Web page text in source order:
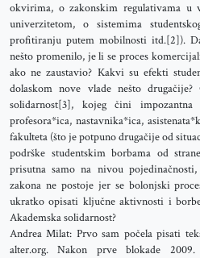
okvirima, o zakonskim regulativama u
univerzitetom, o sistemima
profitiranju putem mobilnosti itd.[2]).
nešto promenilo, je li se proces
ako ne zaustavio? Kakvi su efekti
dolaskom nove vlade nešto
solidarnost[3], kojeg čini impozantna
profesora*ica, nastavnika*ica,
fakulteta (što je potpuno drugačije od
podrške studentskim borbama od
prisutna samo na nivou
zakona ne postoje jer se bolonjski
ukratko opisati ključne aktivnosti i
Akademska solidarnost?
Andrea Milat: Prvo sam počela pisati
alter.org. Nakon prve blokade